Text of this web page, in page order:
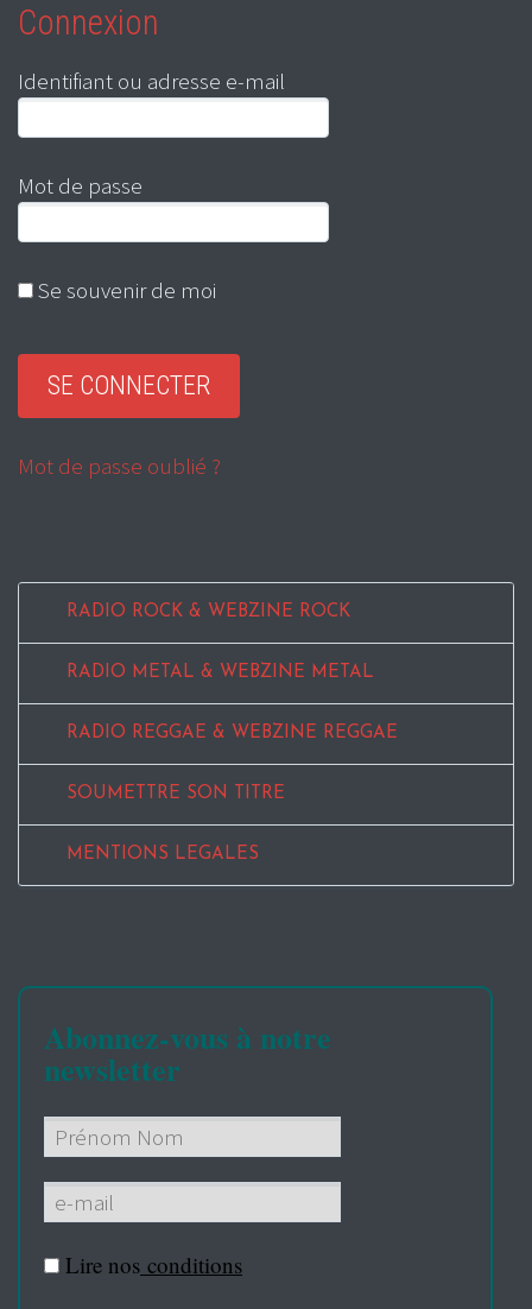
Connexion
Identifiant ou adresse e-mail
Mot de passe
Se souvenir de moi
Mot de passe oublié ?
RADIO ROCK & WEBZINE ROCK
RADIO METAL & WEBZINE METAL
RADIO REGGAE & WEBZINE REGGAE
SOUMETTRE SON TITRE
MENTIONS LEGALES
Abonnez-vous à notre
newsletter
Lire nos conditions